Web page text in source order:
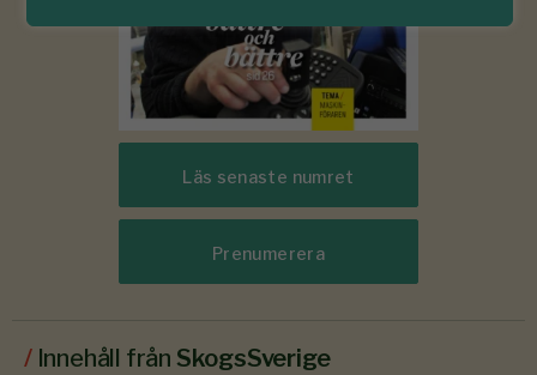
Läs senaste numret
Prenumerera
/ Innehåll från SkogsSverige